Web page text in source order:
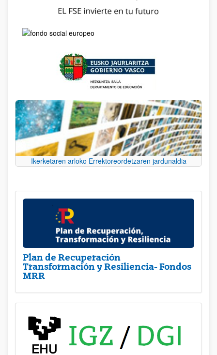
Ikerketaren arloko Errektoreordetzaren jardunaldia
Plan de Recuperación
Transformación y Resiliencia- Fondos
MRR